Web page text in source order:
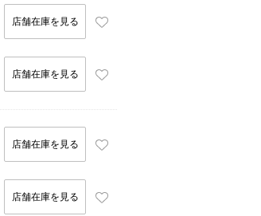
店舗在庫を見る
店舗在庫を見る
店舗在庫を見る
店舗在庫を見る